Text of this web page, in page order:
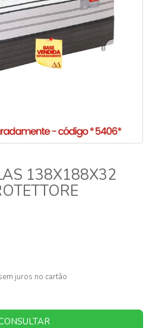
138X188X32
juros no cartão